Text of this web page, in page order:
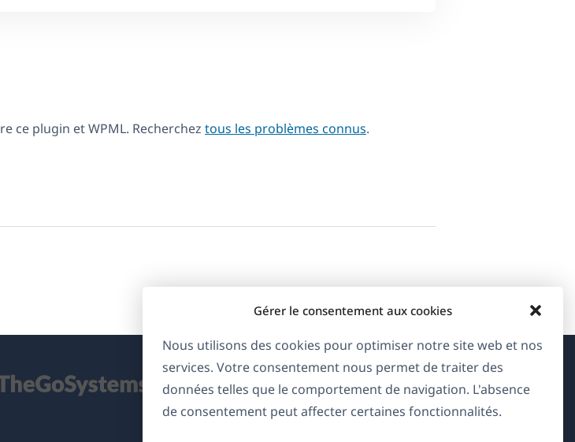
Gérer le consentement aux cookies
Nous utilisons des cookies pour optimiser notre site web et nos
services. Votre consentement nous permet de traiter des
données telles que le comportement de navigation. L'absence
de consentement peut affecter certaines fonctionnalités.
ce plugin et WPML. Recherchez tous les problèmes connus.
À propos de WPML
RGPD & Politique de confidentialité